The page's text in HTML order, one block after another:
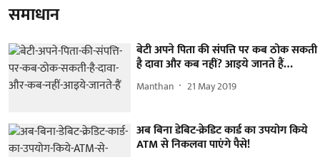
समाधान
बेटी अपने पिता की संपत्ति पर कब ठोक सकती
है दावा और कब नहीं? आइये जानते हैं…
Manthan 21 May 2019
अब बिना डेबिट-क्रेडिट कार्ड का उपयोग किये
ATM से निकलवा पाएंगे पैसे!